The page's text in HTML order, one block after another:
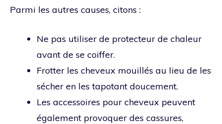
Parmi les autres causes, citons :
Ne pas utiliser de protecteur de chaleur
avant de se coiffer.
Frotter les cheveux mouillés au lieu de les
sécher en les tapotant doucement.
Les accessoires pour cheveux peuvent
également provoquer des cassures,